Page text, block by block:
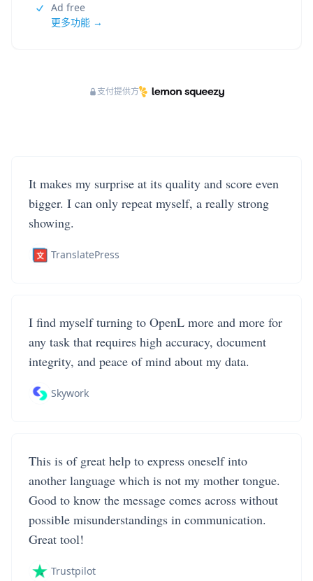
Ad free
更多功能 →
支付提供方
It makes my surprise at its quality and score even
bigger. I can only repeat myself, a really strong
showing.
TranslatePress
I find myself turning to OpenL more and more for
any task that requires high accuracy, document
integrity, and peace of mind about my data.
Skywork
This is of great help to express oneself into
another language which is not my mother tongue.
Good to know the message comes across without
possible misunderstandings in communication.
Great tool!
Trustpilot